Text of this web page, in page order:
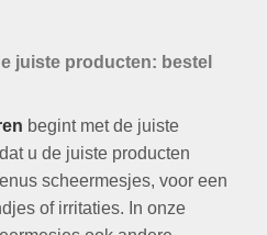
juiste producten: bestel
begint met de juiste
u de juiste producten
scheermesjes, voor een
of irritaties. In onze